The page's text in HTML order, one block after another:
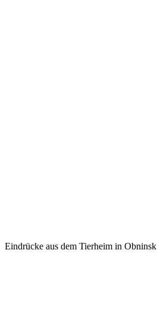
Eindrücke aus dem Tierheim in Obninsk